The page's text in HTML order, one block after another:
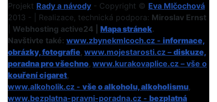
Projekt Rady a návody - Copyright © Eva Mlčochová
2013 - | Realizace, technická podpora: Miroslav Ernst
Webhosting active24 | Mapa stránek.
Navštivte také: www.zbynekmlcoch.cz - informace,
obrázky, fotografie, www.mojestarosti.cz – diskuze,
poradna pro všechno, www.kurakovaplice.cz – vše o
kouření cigaret,
www.alkoholik.cz - vše o alkoholu, alkoholismu,
www.bezplatna-pravni-poradna.cz - bezplatná